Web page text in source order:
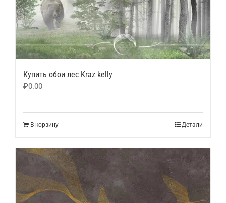
Купить обои лес Kraz kelly
₽0.00
В корзину Детали